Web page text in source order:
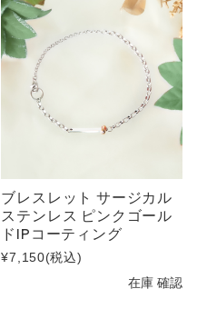
ブレスレット サージカル
ステンレス ピンクゴール
ドIPコーティング
¥7,150(税込)
在庫 確認